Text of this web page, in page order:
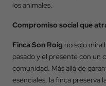
Código Promocional
los animales.
Compromiso social que
Finca Son Roig no solo mira
pasado y el presente con un
comunidad. Más allá de
esenciales, la finca preserva